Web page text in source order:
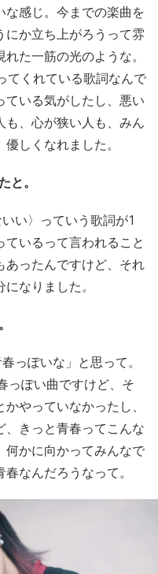
な感じ。今までの楽曲を
か立ち上がろうって雰
た一筋の光のような。
てくれている歌詞なんで
いる気がしたし、悪い
も、心が狭い人も、みん
しくなれました。
と。
い〉っていう歌詞が1
いるって言われること
あったんですけど、それ
なりました。
っぽいな」と思って。
っぽい曲ですけど、そ
やっていなかったし、
、きっと青春ってこんな
何かに向かってみんなで
なんだろうなって。